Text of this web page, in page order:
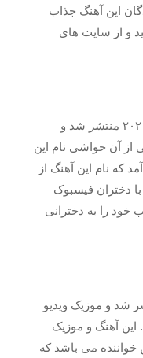
این آهنگ جذاب
و از سایت های
این آهنگ نیز در تاریخ بیستم فوریه در سال ۲۰۲۱ منتشر شد و
از آن حواشی نام این
که نام این آهنگ از
دختران فیسبوک
خود را به دخترانی
تاریخ ۲۶ نوامبر سال ۲۰۱۹ منتشر شد و موزیک ویدیو
آهنگ و موزیک
خواننده می باشد که